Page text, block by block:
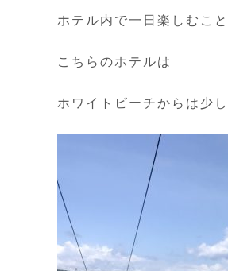
ホテル内で一日楽しむこ
こちらのホテルは
ホワイトビーチからは少